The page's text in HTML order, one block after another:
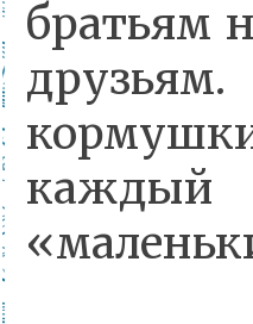
братьям